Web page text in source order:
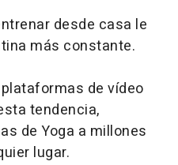
desde casa le
más constante.
de vídeo
tendencia,
de Yoga a millones
lugar.